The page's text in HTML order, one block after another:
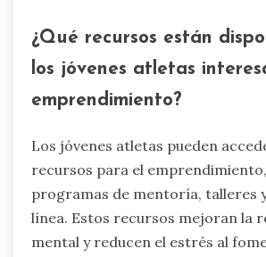
¿Qué recursos están
los jóvenes atletas
emprendimiento?
Los jóvenes atletas pueden
recursos para el
programas de mentoría, talleres
línea. Estos recursos mejoran la
mental y reducen el estrés al